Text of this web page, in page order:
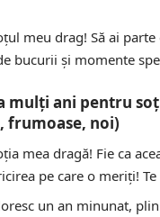
meu drag! Să ai parte
bucurii și momente
mulți ani pentru
frumoase, noi)
mea dragă! Fie ca
pe care o meriți! Te
un an minunat,